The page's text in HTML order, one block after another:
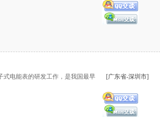
式电能表的研发工作，是我国最早
[广东省-深圳市]